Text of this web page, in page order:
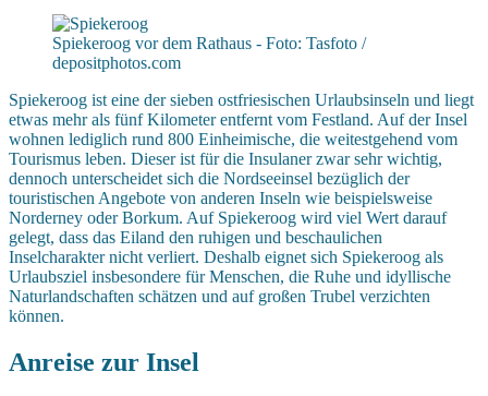
Spiekeroog vor dem Rathaus - Foto: Tasfoto /
depositphotos.com
Spiekeroog ist eine der sieben ostfriesischen Urlaubsinseln und liegt
etwas mehr als fünf Kilometer entfernt vom Festland. Auf der Insel
wohnen lediglich rund 800 Einheimische, die weitestgehend vom
Tourismus leben. Dieser ist für die Insulaner zwar sehr wichtig,
dennoch unterscheidet sich die Nordseeinsel bezüglich der
touristischen Angebote von anderen Inseln wie beispielsweise
Norderney oder Borkum. Auf Spiekeroog wird viel Wert darauf
gelegt, dass das Eiland den ruhigen und beschaulichen
Inselcharakter nicht verliert. Deshalb eignet sich Spiekeroog als
Urlaubsziel insbesondere für Menschen, die Ruhe und idyllische
Naturlandschaften schätzen und auf großen Trubel verzichten
können.
Anreise zur Insel